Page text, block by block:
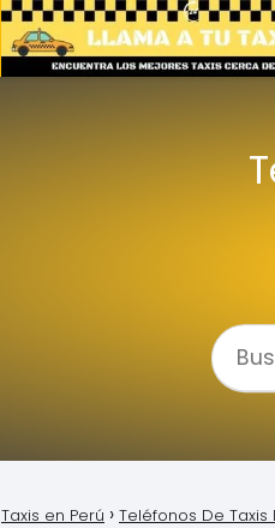
Taxis en Perú Teléfonos De Taxis